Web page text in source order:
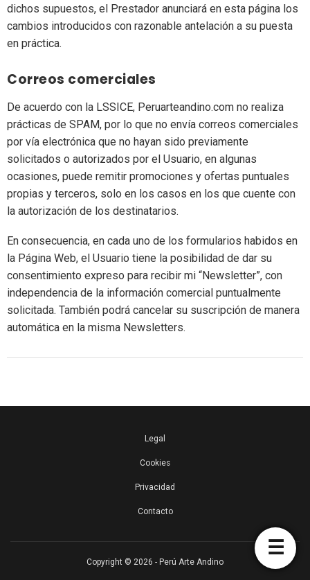
☰
dichos supuestos, el Prestador anunciará en esta página los
cambios introducidos con razonable antelación a su puesta
en práctica.
Correos comerciales
De acuerdo con la LSSICE, Peruarteandino.com no realiza
prácticas de SPAM, por lo que no envía correos comerciales
por vía electrónica que no hayan sido previamente
solicitados o autorizados por el Usuario, en algunas
ocasiones, puede remitir promociones y ofertas puntuales
propias y terceros, solo en los casos en los que cuente con
la autorización de los destinatarios.
En consecuencia, en cada uno de los formularios habidos en
la Página Web, el Usuario tiene la posibilidad de dar su
consentimiento expreso para recibir mi “Newsletter”, con
independencia de la información comercial puntualmente
solicitada. También podrá cancelar su suscripción de manera
automática en la misma Newsletters.
Legal
Cookies
Privacidad
Contacto
Copyright © 2026 - Perú Arte Andino